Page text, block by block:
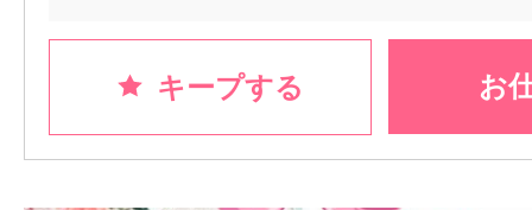
キープする お